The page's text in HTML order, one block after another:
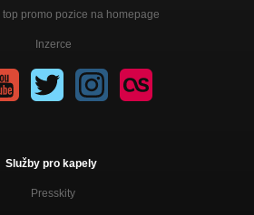
top promo pozice na homepage
Inzerce
Služby pro kapely
Presskity